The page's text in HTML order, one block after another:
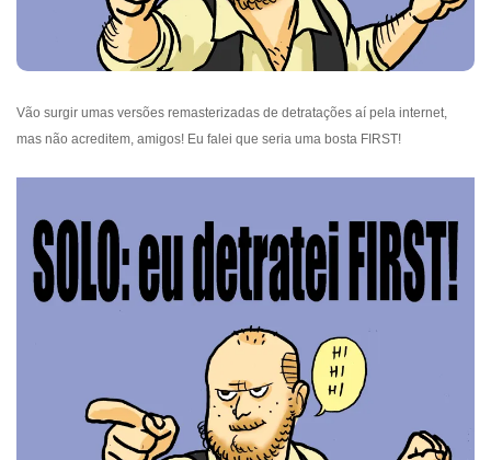
Vão surgir umas versões remasterizadas de detratações aí pela internet,
mas não acreditem, amigos! Eu falei que seria uma bosta FIRST!